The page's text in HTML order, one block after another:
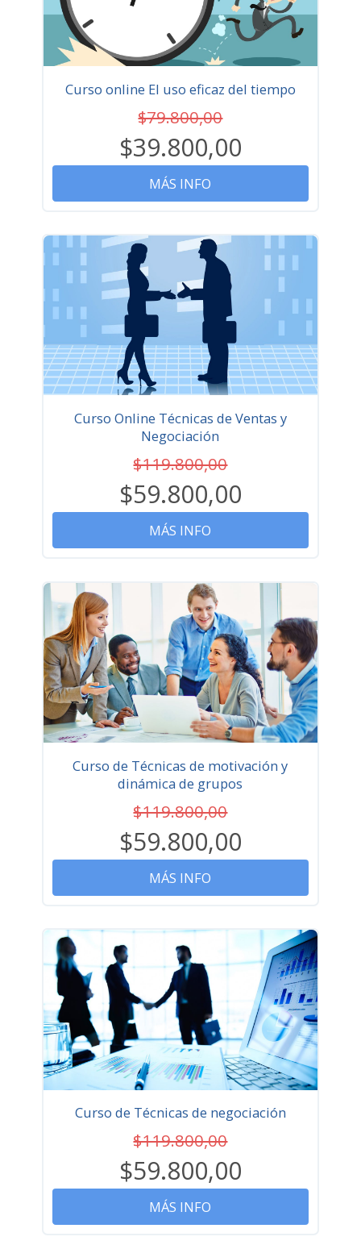
Curso online El uso eficaz del tiempo
$79.800,00
$39.800,00
MÁS INFO
Curso Online Técnicas de Ventas y
Negociación
$119.800,00
$59.800,00
MÁS INFO
Curso de Técnicas de motivación y
dinámica de grupos
$119.800,00
$59.800,00
MÁS INFO
Curso de Técnicas de negociación
$119.800,00
$59.800,00
MÁS INFO